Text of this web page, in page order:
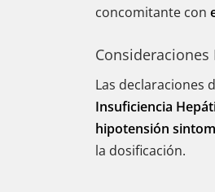
concomitante con
Las declaraciones
Insuficiencia
hipotensión
la dosificación.